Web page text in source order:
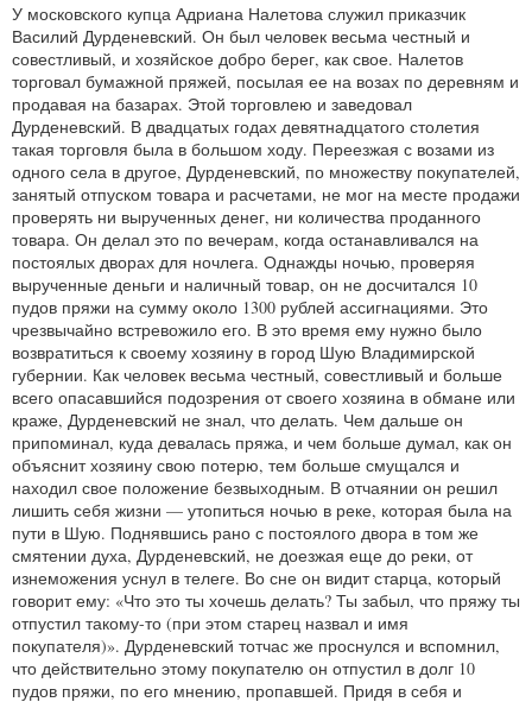
У московского купца Адриана Налетова служил приказчик
Василий Дурденевский. Он был человек весьма честный и
совестливый, и хозяйское добро берег, как свое. Налетов
торговал бумажной пряжей, посылая ее на возах по деревням и
продавая на базарах. Этой торговлею и заведовал
Дурденевский. В двадцатых годах девятнадцатого столетия
такая торговля была в большом ходу. Переезжая с возами из
одного села в другое, Дурденевский, по множеству покупателей,
занятый отпуском товара и расчетами, не мог на месте продажи
проверять ни вырученных денег, ни количества проданного
товара. Он делал это по вечерам, когда останавливался на
постоялых дворах для ночлега. Однажды ночью, проверяя
вырученные деньги и наличный товар, он не досчитался 10
пудов пряжи на сумму около 1300 рублей ассигнациями. Это
чрезвычайно встревожило его. В это время ему нужно было
возвратиться к своему хозяину в город Шую Владимирской
губернии. Как человек весьма честный, совестливый и больше
всего опасавшийся подозрения от своего хозяина в обмане или
краже, Дурденевский не знал, что делать. Чем дальше он
припоминал, куда девалась пряжа, и чем больше думал, как он
объяснит хозяину свою потерю, тем больше смущался и
находил свое положение безвыходным. В отчаянии он решил
лишить себя жизни — утопиться ночью в реке, которая была на
пути в Шую. Поднявшись рано с постоялого двора в том же
смятении духа, Дурденевский, не доезжая еще до реки, от
изнеможения уснул в телеге. Во сне он видит старца, который
говорит ему: «Что это ты хочешь делать? Ты забыл, что пряжу ты
отпустил такому-то (при этом старец назвал и имя
покупателя)». Дурденевский тотчас же проснулся и вспомнил,
что действительно этому покупателю он отпустил в долг 10
пудов пряжи, по его мнению, пропавшей. Придя в себя и